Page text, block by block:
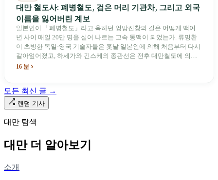
대만 철도사: 폐병철도, 검은 머리 기관차, 그리고 외국
이름을 잃어버린 계보
일본인이 「폐병철도」라고 욕하던 엉망진창의 길은 어떻게 백여
년 사이 매일 20만 명을 실어 나르는 고속 동맥이 되었는가. 류밍촨
이 초빙한 독일·영국 기술자들은 훗날 일본인에 의해 처음부터 다시
갈아엎어졌고, 하세가와 긴스케의 종관선은 전후 대만철도에 의해
이름과 번호가 바뀌었다. 세대마다 앞선 세대의 기록을 주석으로 밀
다. 마침내 푸유마·타로코 세대에 이르러서야 원주민 지명이 다시 철
로 위에 깔렸다.
16 분
모든 최신 글 →
랜덤 기사
대만 탐색
대만 더 알아보기
소개